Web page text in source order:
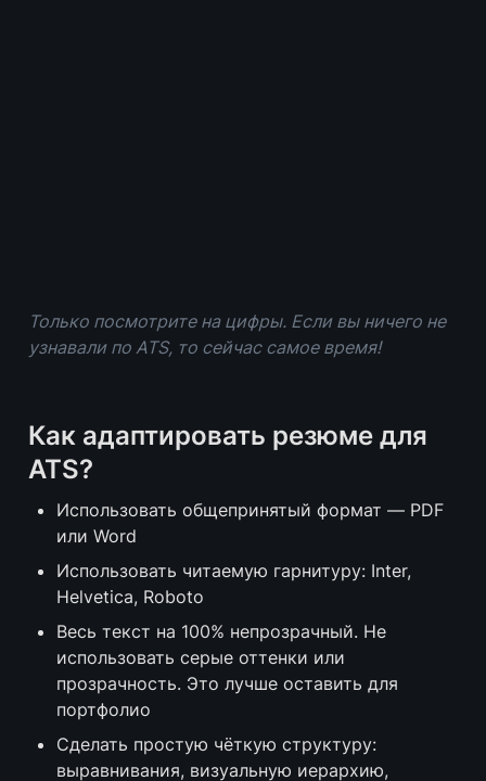
Только посмотрите на цифры. Если вы ничего не
узнавали по ATS, то сейчас самое время!
Как адаптировать резюме для
ATS?
Использовать общепринятый формат — PDF
или Word
Использовать читаемую гарнитуру: Inter,
Helvetica, Roboto
Весь текст на 100% непрозрачный. Не
использовать серые оттенки или
прозрачность. Это лучше оставить для
портфолио
Сделать простую чёткую структуру:
выравнивания, визуальную иерархию,